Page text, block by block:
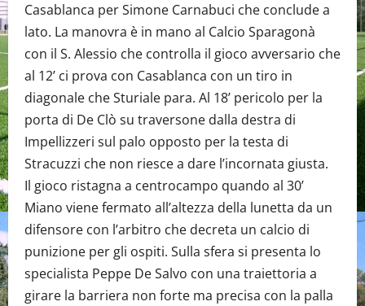
Casablanca per Simone Carnabuci che conclude a
lato. La manovra è in mano al Calcio Sparagonà
con il S. Alessio che controlla il gioco avversario che
al 12’ ci prova con Casablanca con un tiro in
diagonale che Sturiale para. Al 18’ pericolo per la
porta di De Clò su traversone dalla destra di
Impellizzeri sul palo opposto per la testa di
Stracuzzi che non riesce a dare l’incornata giusta.
Il gioco ristagna a centrocampo quando al 30’
Miano viene fermato all’altezza della lunetta da un
difensore con l’arbitro che decreta un calcio di
punizione per gli ospiti. Sulla sfera si presenta lo
specialista Peppe De Salvo con una traiettoria a
girare la barriera non forte ma precisa con la palla